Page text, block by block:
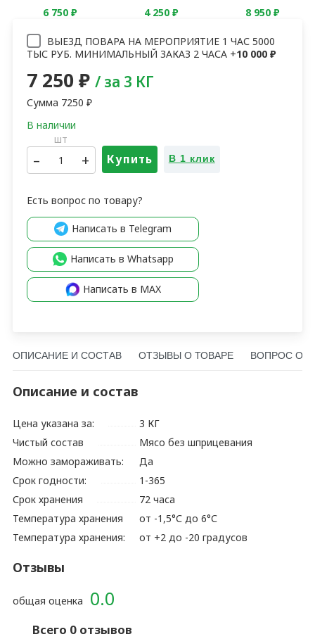
6 750₽ 4 250₽ 8 950₽
ВЫЕЗД ПОВАРА НА МЕРОПРИЯТИЕ 1 ЧАС 5000
ТЫС РУБ. МИНИМАЛЬНЫЙ ЗАКАЗ 2 ЧАСА +10 000 ₽
7 250 ₽ / за 3 КГ
Сумма 7250 ₽
шт
– + Купить В 1 клик
Есть вопрос по товару?
Написать в Telegram
Написать в Whatsapp
Написать в MAX
ОПИСАНИЕ И СОСТАВ ОТЗЫВЫ О ТОВАРЕ ВОПРОС О
Описание и состав
Цена указана за:
3 КГ
Чистый состав
Мясо без шприцевания
Можно замораживать:
Да
Срок годности:
1-365
Срок хранения
72 часа
Температура хранения
от -1,5°С до 6°С
Температура хранения:
от +2 до -20 градусов
Отзывы
0.0
общая оценка
Всего 0 отзывов